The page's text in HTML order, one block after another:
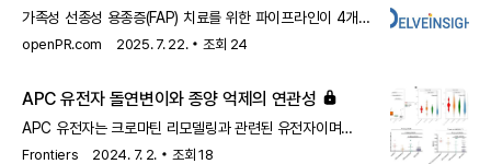
가족성 선종성 용종증(FAP) 치료를 위한 파이프라인이 4개
이상의 후보 물질로 강력하게 진행되고 있습니다. 이는 FAP
openPR.com 2025. 7. 22. 조회 24
APC 유전자 돌연변이와 종양 억제의 연관성
APC 유전자는 크로마틴 리모델링과 관련된 유전자이며
대표적인 종양 억제 유전자입니다. APC 돌연변이를 가진
Frontiers 2024. 7. 2. 조회18